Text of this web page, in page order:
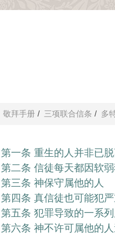
敬拜手册 三项联合信条 多
第一条 重生的人并非已
第二条 信徒每天都因软
第三条 神保守属他的人
第四条 真信徒也可能犯
第五条 犯罪导致的一系
第六条 神不许可属他的